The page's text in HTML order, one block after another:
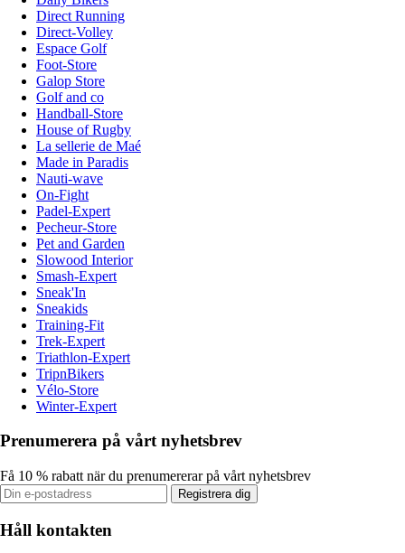
Direct Running
Direct-Volley
Espace Golf
Foot-Store
Galop Store
Golf and co
Handball-Store
House of Rugby
La sellerie de Maé
Made in Paradis
Nauti-wave
On-Fight
Padel-Expert
Pecheur-Store
Pet and Garden
Slowood Interior
Smash-Expert
Sneak'In
Sneakids
Training-Fit
Trek-Expert
Triathlon-Expert
TripnBikers
Vélo-Store
Winter-Expert
Prenumerera på vårt nyhetsbrev
Få 10 % rabatt när du prenumererar på vårt nyhetsbrev
Registrera dig
Håll kontakten